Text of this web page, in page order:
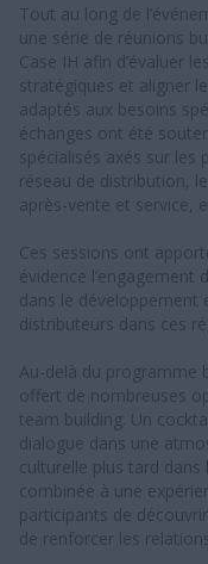
Tout au long de
une série de réunions
Case IH afin d’évaluer
stratégiques et aligner
adaptés aux besoins
échanges ont été
spécialisés axés sur les
réseau de distribution,
après-vente et service,
Ces sessions ont
évidence
dans le développement
distributeurs dans ces
Au-delà du programme
offert de nombreuses
team building. Un
dialogue dans une
culturelle plus tard
combinée à une
participants de
de renforcer les